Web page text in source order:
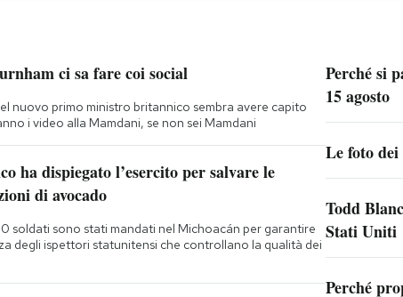
ci sa fare coi social
nuovo primo ministro britannico sembra avere capito
i video alla Mamdani, se non sei Mamdani
ha dispiegato l’esercito per salvare le
di avocado
soldati sono stati mandati nel Michoacán per garantire
degli ispettori statunitensi che controllano la qualità dei
Perché si
15 agosto
Le foto
Todd
Stati Uniti
Perché